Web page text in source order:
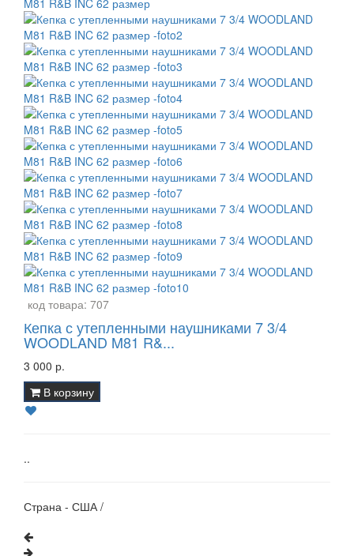
код товара: 707
Кепка с утепленными наушниками 7 3/4
WOODLAND M81 R&...
3 000 р.
В корзину
..
Страна - США /